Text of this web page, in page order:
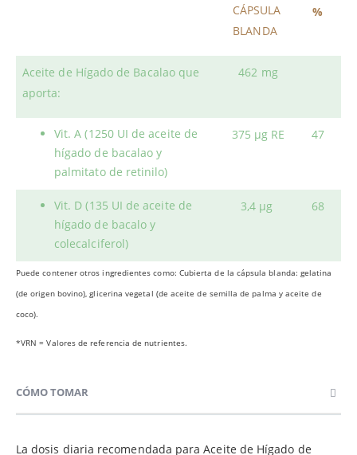
CÁPSULA
BLANDA
%
Aceite de Hígado de Bacalao que
aporta:
462 mg
Vit. A (1250 UI de aceite de
hígado de bacalao y
palmitato de retinilo)
375 μg RE 47
Vit. D (135 UI de aceite de
hígado de bacalo y
colecalciferol)
3,4 μg 68
Puede contener otros ingredientes como: Cubierta de la cápsula blanda: gelatina
(de origen bovino), glicerina vegetal (de aceite de semilla de palma y aceite de
coco).
*VRN = Valores de referencia de nutrientes.
CÓMO TOMAR
La dosis diaria recomendada para Aceite de Hígado de